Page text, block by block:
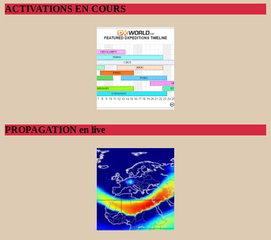
ACTIVATIONS EN COURS
PROPAGATION en live